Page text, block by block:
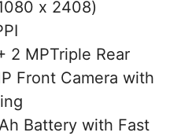
x 2408)
2 MPTriple Rear
Front Camera with
Battery with Fast